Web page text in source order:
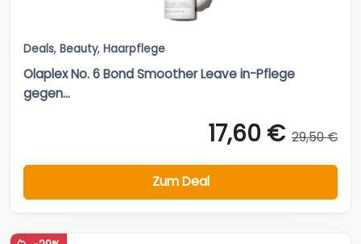
Deals, Beauty, Haarpflege
Olaplex No. 6 Bond Smoother Leave in-Pflege
gegen...
17,60 € 29,50 €
Zum Deal